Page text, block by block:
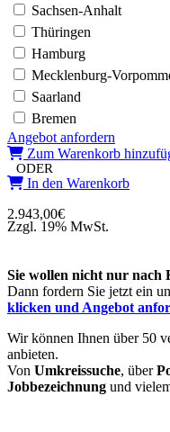
Sachsen-Anhalt
Thüringen
Hamburg
Mecklenburg-
Saarland
Bremen
Angebot anfordern
Zum Warenkorb
ODER
In den Warenkorb
2.943,00€
Zzgl. 19% MwSt.
Sie wollen nicht nur nach
Dann fordern Sie jetzt ein
klicken und Angebot
Wir können Ihnen über 50
anbieten.
Von Umkreissuche, über
Jobbezeichnung und